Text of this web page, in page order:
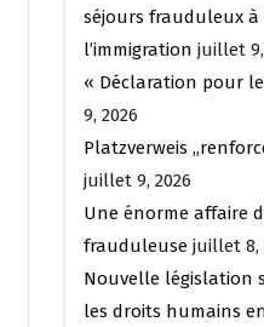
séjours frauduleux
l’immigration juillet 9,
« Déclaration pour
9, 2026
Platzverweis
juillet 9, 2026
Une énorme affaire
frauduleuse juillet 8,
Nouvelle législation
les droits humains